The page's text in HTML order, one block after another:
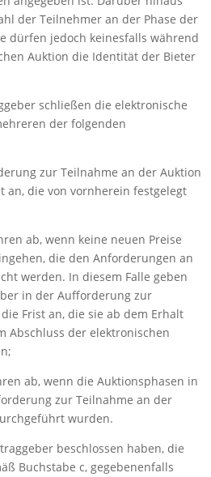
der Teilnehmer an der Phase der
dürfen jedoch keinesfalls während
Auktion die Identität der Bieter
schließen die elektronische
der folgenden
zur Teilnahme an der Auktion
an, die von vornherein festgelegt
ab, wenn keine neuen Preise
die den Anforderungen an
werden. In diesem Falle geben
in der Aufforderung zur
Frist an, die sie ab dem Erhalt
Abschluss der elektronischen
ab, wenn die Auktionsphasen in
zur Teilnahme an der
wurden.
beschlossen haben, die
Buchstabe c, gegebenenfalls